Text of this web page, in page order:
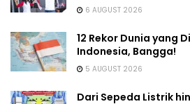
6 AUGUST 2026
12 Rekor Dunia yang
Indonesia, Bangga!
5 AUGUST 2026
Dari Sepeda Listrik